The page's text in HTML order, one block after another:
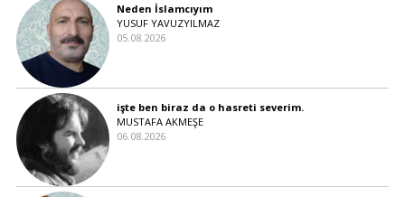
Neden İslamcıyım
YUSUF YAVUZYILMAZ
05.08.2026
işte ben biraz da o hasreti severim.
MUSTAFA AKMEŞE
06.08.2026